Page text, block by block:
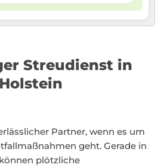
Streudienst in
Partner, wenn es um
geht. Gerade in
plötzliche